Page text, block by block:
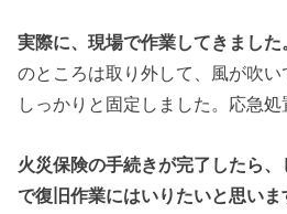
実際に、現場で作業してきました
のところは取り外して、風が吹い
しっかりと固定しました。応急処
火災保険の手続きが完了したら
で復旧作業にはいりたいと思いま